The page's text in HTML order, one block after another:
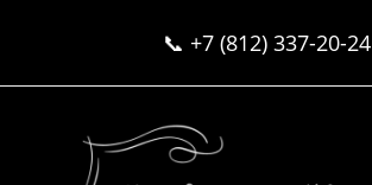
📞 +7 (812) 337-20-24